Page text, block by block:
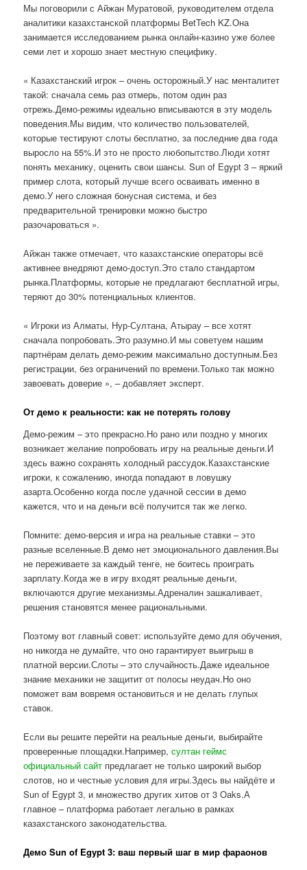
Мы поговорили с Айжан Муратовой, руководителем отдела
аналитики казахстанской платформы BetTech KZ.Она
занимается исследованием рынка онлайн-казино уже более
семи лет и хорошо знает местную специфику.
« Казахстанский игрок – очень осторожный.У нас менталитет
такой: сначала семь раз отмерь, потом один раз
отрежь.Демо-режимы идеально вписываются в эту модель
поведения.Мы видим, что количество пользователей,
которые тестируют слоты бесплатно, за последние два года
выросло на 55%.И это не просто любопытство.Люди хотят
понять механику, оценить свои шансы. Sun of Egypt 3 – яркий
пример слота, который лучше всего осваивать именно в
демо.У него сложная бонусная система, и без
предварительной тренировки можно быстро
разочароваться ».
Айжан также отмечает, что казахстанские операторы всё
активнее внедряют демо-доступ.Это стало стандартом
рынка.Платформы, которые не предлагают бесплатной игры,
теряют до 30% потенциальных клиентов.
« Игроки из Алматы, Нур-Султана, Атырау – все хотят
сначала попробовать.Это разумно.И мы советуем нашим
партнёрам делать демо-режим максимально доступным.Без
регистрации, без ограничений по времени.Только так можно
завоевать доверие », – добавляет эксперт.
От демо к реальности: как не потерять голову
Демо-режим – это прекрасно.Но рано или поздно у многих
возникает желание попробовать игру на реальные деньги.И
здесь важно сохранять холодный рассудок.Казахстанские
игроки, к сожалению, иногда попадают в ловушку
азарта.Особенно когда после удачной сессии в демо
кажется, что и на деньги всё получится так же легко.
Помните: демо-версия и игра на реальные ставки – это
разные вселенные.В демо нет эмоционального давления.Вы
не переживаете за каждый тенге, не боитесь проиграть
зарплату.Когда же в игру входят реальные деньги,
включаются другие механизмы.Адреналин зашкаливает,
решения становятся менее рациональными.
Поэтому вот главный совет: используйте демо для обучения,
но никогда не думайте, что оно гарантирует выигрыш в
платной версии.Слоты – это случайность.Даже идеальное
знание механики не защитит от полосы неудач.Но оно
поможет вам вовремя остановиться и не делать глупых
ставок.
Если вы решите перейти на реальные деньги, выбирайте
проверенные площадки.Например,султан геймс
официальный сайт предлагает не только широкий выбор
слотов, но и честные условия для игры.Здесь вы найдёте и
Sun of Egypt 3, и множество других хитов от 3 Oaks.А
главное – платформа работает легально в рамках
казахстанского законодательства.
Демо Sun of Egypt 3: ваш первый шаг в мир фараонов